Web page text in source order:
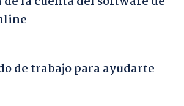
de trabajo para ayudarte